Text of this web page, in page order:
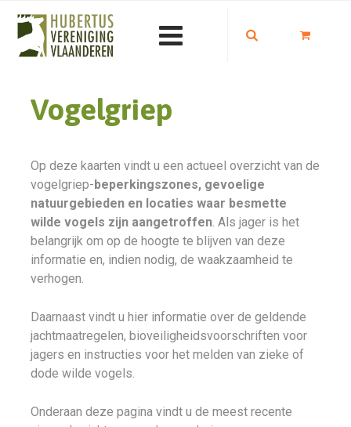
Vogelgriep
Op deze kaarten vindt u een actueel overzicht van de
vogelgriep-beperkingszones, gevoelige
natuurgebieden en locaties waar besmette
wilde vogels zijn aangetroffen. Als jager is het
belangrijk om op de hoogte te blijven van deze
informatie en, indien nodig, de waakzaamheid te
verhogen.
Daarnaast vindt u hier informatie over de geldende
jachtmaatregelen, bioveiligheidsvoorschriften voor
jagers en instructies voor het melden van zieke of
dode wilde vogels.
Onderaan deze pagina vindt u de meest recente